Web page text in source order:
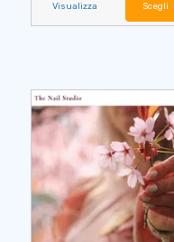
Visualizza Scegli